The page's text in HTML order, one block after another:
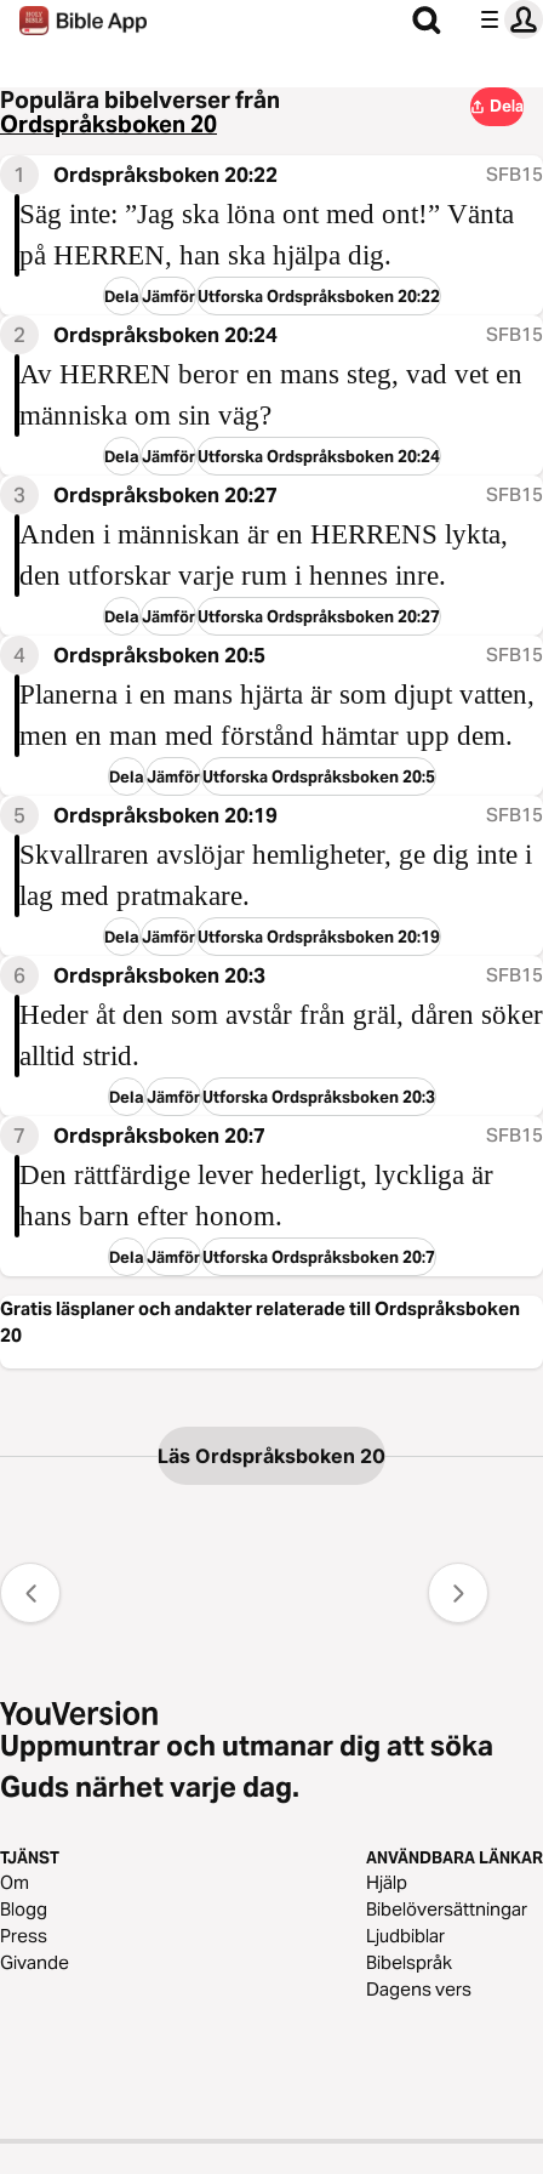
Populära bibelverser från
Ordspråksboken 20
Dela
1 Ordspråksboken 20:22 SFB15
Säg inte: ”Jag ska löna ont med ont!” Vänta
på HERREN, han ska hjälpa dig.
DelaJämförUtforska Ordspråksboken 20:22
2 Ordspråksboken 20:24 SFB15
Av HERREN beror en mans steg, vad vet en
människa om sin väg?
DelaJämförUtforska Ordspråksboken 20:24
3 Ordspråksboken 20:27 SFB15
Anden i människan är en HERRENS lykta,
den utforskar varje rum i hennes inre.
DelaJämförUtforska Ordspråksboken 20:27
4 Ordspråksboken 20:5 SFB15
Planerna i en mans hjärta är som djupt vatten,
men en man med förstånd hämtar upp dem.
DelaJämförUtforska Ordspråksboken 20:5
5 Ordspråksboken 20:19 SFB15
Skvallraren avslöjar hemligheter, ge dig inte i
lag med pratmakare.
DelaJämförUtforska Ordspråksboken 20:19
6 Ordspråksboken 20:3 SFB15
Heder åt den som avstår från gräl, dåren söker
alltid strid.
DelaJämförUtforska Ordspråksboken 20:3
7 Ordspråksboken 20:7 SFB15
Den rättfärdige lever hederligt, lyckliga är
hans barn efter honom.
DelaJämförUtforska Ordspråksboken 20:7
Gratis läsplaner och andakter relaterade till Ordspråksboken
20
Läs Ordspråksboken 20
Uppmuntrar och utmanar dig att söka
Guds närhet varje dag.
TJÄNST
Om
Blogg
Press
Givande
ANVÄNDBARA LÄNKAR
Hjälp
Bibelöversättningar
Ljudbiblar
Bibelspråk
Dagens vers